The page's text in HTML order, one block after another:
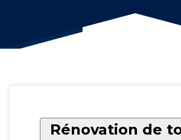
Rénovation de